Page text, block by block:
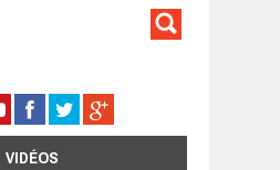
VIDÉOS